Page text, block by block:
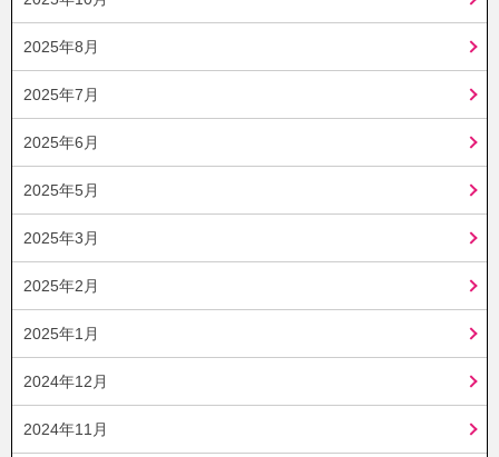
2025年8月
2025年7月
2025年6月
2025年5月
2025年3月
2025年2月
2025年1月
2024年12月
2024年11月